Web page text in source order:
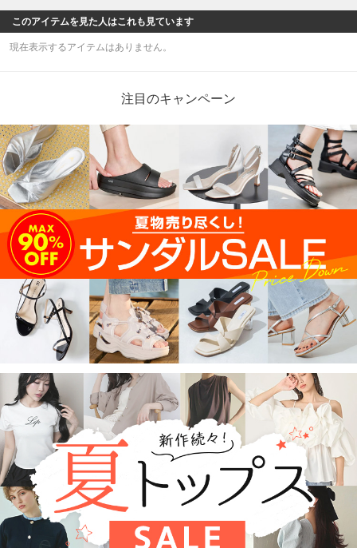
このアイテムを見た人はこれも見ています
現在表示するアイテムはありません。
注目のキャンペーン